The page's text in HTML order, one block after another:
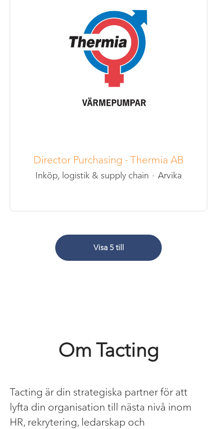
Director Purchasing - Thermia AB
Inköp, logistik & supply chain · Arvika
Visa 5 till
Om Tacting
Tacting är din strategiska partner för att
lyfta din organisation till nästa nivå inom
HR, rekrytering, ledarskap och